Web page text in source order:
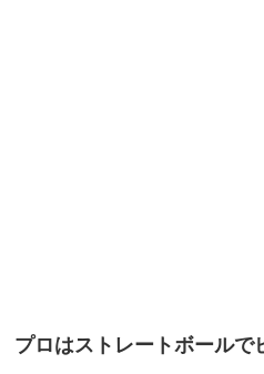
プロはストレートボールで